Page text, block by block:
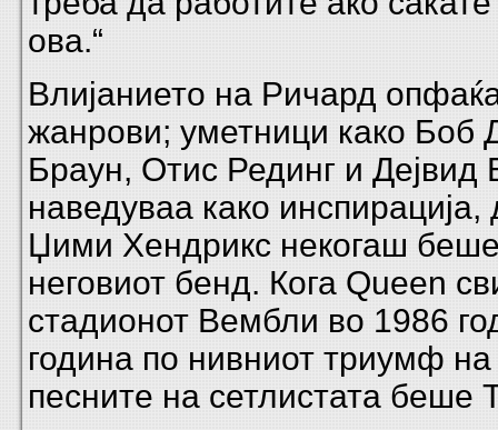
ова.“
Влијанието на Ричард
жанрови; уметници како Боб
Браун, Отис Рединг и Дејвид
наведуваа како
Џими Хендрикс некогаш беше
неговиот бенд. Кога Queen
стадионот Вембли во 1986
година по нивниот триумф
песните на сетлистата беше